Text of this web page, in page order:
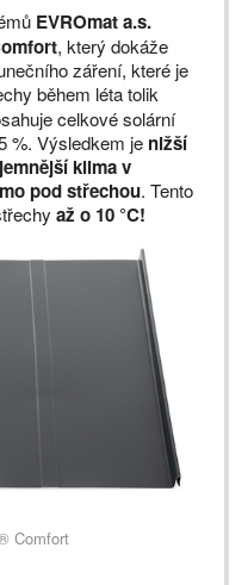
EVROmat a.s.
, který dokáže
záření, které je
během léta tolik
celkové solární
%. Výsledkem je nižší
klima v
pod střechou. Tento
až o 10 °C!
Comfort